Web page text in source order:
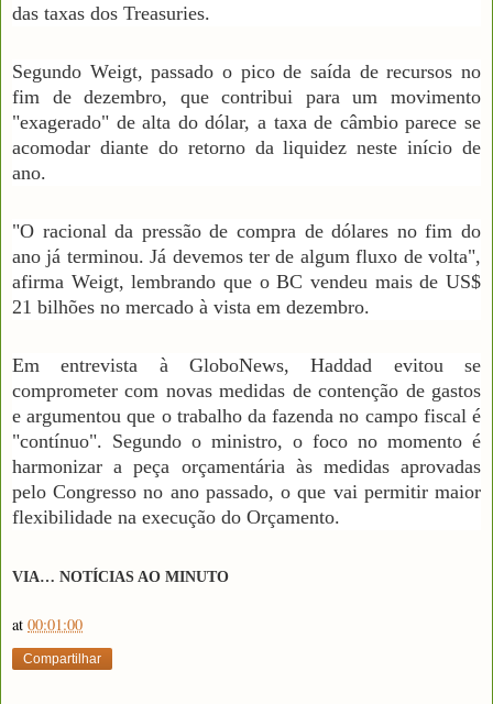
das taxas dos Treasuries.
Segundo Weigt, passado o pico de saída de recursos no
fim de dezembro, que contribui para um movimento
"exagerado" de alta do dólar, a taxa de câmbio parece se
acomodar diante do retorno da liquidez neste início de
ano.
"O racional da pressão de compra de dólares no fim do
ano já terminou. Já devemos ter de algum fluxo de volta",
afirma Weigt, lembrando que o BC vendeu mais de US$
21 bilhões no mercado à vista em dezembro.
Em entrevista à GloboNews, Haddad evitou se
comprometer com novas medidas de contenção de gastos
e argumentou que o trabalho da fazenda no campo fiscal é
"contínuo". Segundo o ministro, o foco no momento é
harmonizar a peça orçamentária às medidas aprovadas
pelo Congresso no ano passado, o que vai permitir maior
flexibilidade na execução do Orçamento.
VIA… NOTÍCIAS AO MINUTO
at 00:01:00
Compartilhar